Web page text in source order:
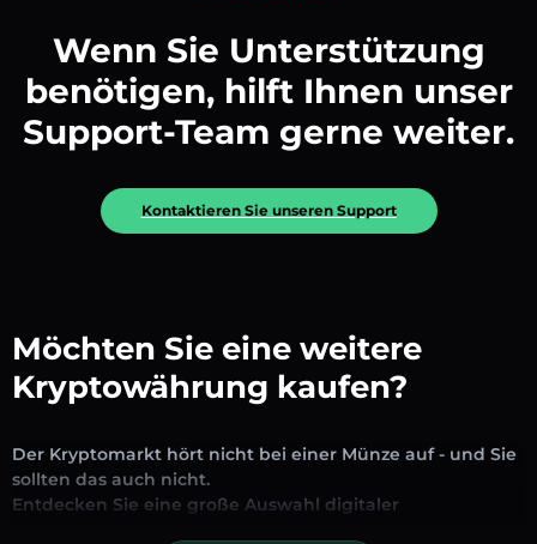
Wenn Sie Unterstützung
benötigen, hilft Ihnen unser
Support-Team gerne weiter.
Kontaktieren Sie unseren Support
Möchten Sie eine weitere
Kryptowährung kaufen?
Der Kryptomarkt hört nicht bei einer Münze auf - und Sie
sollten das auch nicht.
Entdecken Sie eine große Auswahl digitaler